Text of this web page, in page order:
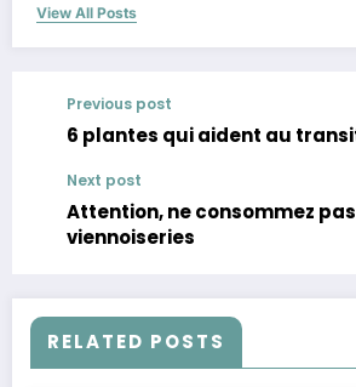
View All Posts
Previous post
6 plantes qui aident au
Next post
Attention, ne consommez
viennoiseries
RELATED POSTS